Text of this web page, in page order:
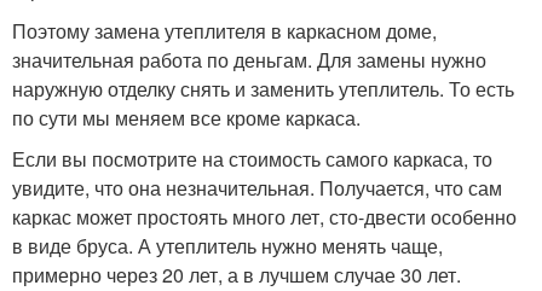
Поэтому замена утеплителя в каркасном доме,
значительная работа по деньгам. Для замены нужно
наружную отделку снять и заменить утеплитель. То есть
по сути мы меняем все кроме каркаса.
Если вы посмотрите на стоимость самого каркаса, то
увидите, что она незначительная. Получается, что сам
каркас может простоять много лет, сто-двести особенно
в виде бруса. А утеплитель нужно менять чаще,
примерно через 20 лет, а в лучшем случае 30 лет.